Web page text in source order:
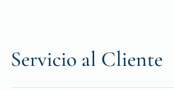
Servicio al Cliente